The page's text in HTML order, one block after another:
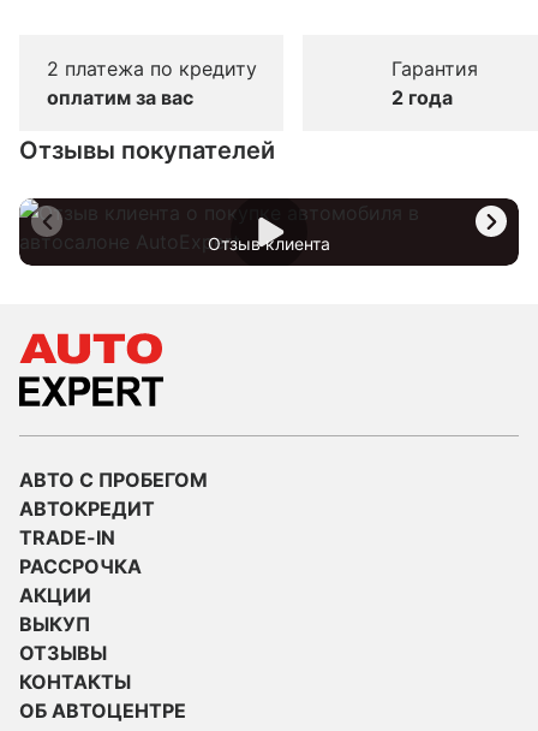
2 платежа по кредиту
оплатим за вас
Гарантия
2 года
Отзывы покупателей
Отзыв клиента
АВТО С ПРОБЕГОМ
АВТОКРЕДИТ
TRADE-IN
РАССРОЧКА
АКЦИИ
ВЫКУП
ОТЗЫВЫ
КОНТАКТЫ
ОБ АВТОЦЕНТРЕ